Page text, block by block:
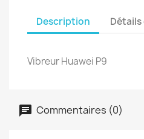
Description
Vibreur Huawei P9
Commentaires (0)